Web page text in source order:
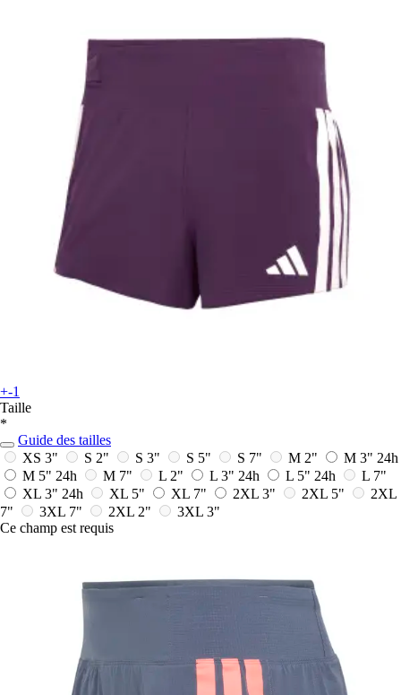
+-1
Taille
*
Guide des tailles
XS 3"
S 2" S 3" S 5" S 7" M 2" M 3" 24h
M 5" 24h M 7" L 2" L 3" 24h L 5" 24h
L 7"
XL 3" 24h XL 5" XL 7" 2XL 3" 2XL 5"
2XL
7"
3XL 7" 2XL 2"
3XL 3"
Ce champ est requis